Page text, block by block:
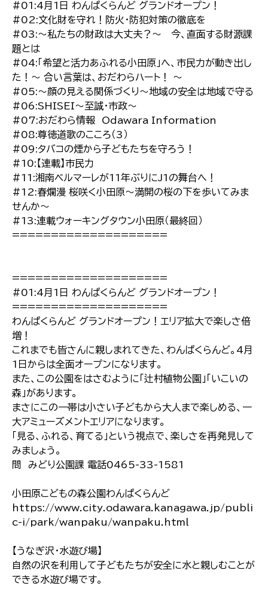
#01:4月1日 わんぱくらんど グランドオープン！
#02:文化財を守れ！防火・防犯対策の徹底を
#03:〜私たちの財政は大丈夫？〜 今、直面する財源課
題とは
#04:「希望と活力あふれる小田原」へ、市民力が動き出し
た！〜 合い言葉は、おだわらハート！ 〜
#05:〜顔の見える関係づくり〜地域の安全は地域で守る
#06:SHISEI〜至誠・市政〜
#07:おだわら情報 Odawara Information
#08:尊徳道歌のこころ（3）
#09:タバコの煙から子どもたちを守ろう！
#10:【連載】市民力
#11:湘南ベルマーレが11年ぶりにJ1の舞台へ！
#12:春爛漫 桜咲く小田原〜満開の桜の下を歩いてみま
せんか〜
#13:連載ウォーキングタウン小田原（最終回）
====================
====================
#01:4月1日 わんぱくらんど グランドオープン！
====================
わんぱくらんど グランドオープン！エリア拡大で楽しさ倍
増！
これまでも皆さんに親しまれてきた、わんぱくらんど。4月
1日からは全面オープンになります。
また、この公園をはさむように「辻村植物公園」「いこいの
森」があります。
まさにこの一帯は小さい子どもから大人まで楽しめる、一
大アミューズメントエリアになります。
「見る、ふれる、育てる」という視点で、楽しさを再発見して
みましょう。
問 みどり公園課 電話0465-33-1581
小田原こどもの森公園わんぱくらんど
https://www.city.odawara.kanagawa.jp/publi
c-i/park/wanpaku/wanpaku.html
【うなぎ沢・水遊び場】
自然の沢を利用して子どもたちが安全に水と親しむことが
できる水遊び場です。